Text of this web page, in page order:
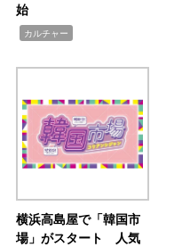
始
カルチャー
横浜高島屋で「韓国市
場」がスタート 人気